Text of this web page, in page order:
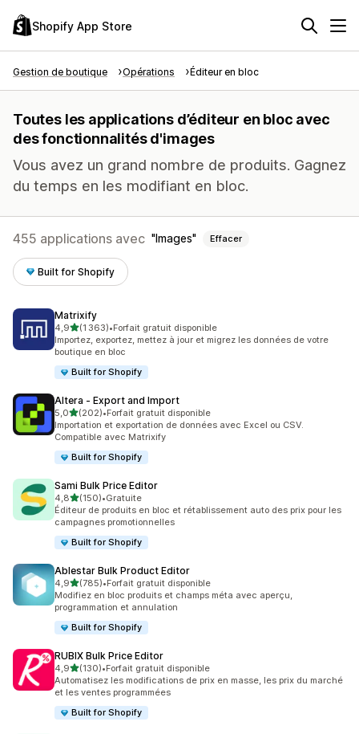
Shopify App Store
Gestion de boutique Opérations Éditeur en bloc
Toutes les applications d’éditeur en bloc avec
des fonctionnalités d'images
Vous avez un grand nombre de produits. Gagnez
du temps en les modifiant en bloc.
455 applications avec Images Effacer
Built for Shopify
Matrixify
4,9étoile(s) sur 5
(1 363)
1363 avis au total
•Forfait gratuit disponible
Importez, exportez, mettez à jour et migrez les données de votre
boutique en bloc
Built for Shopify
Altera ‑ Export and Import
5,0étoile(s) sur 5
(202)
202 avis au total
•Forfait gratuit disponible
Importation et exportation de données avec Excel ou CSV.
Compatible avec Matrixify
Built for Shopify
Sami Bulk Price Editor
4,8étoile(s) sur 5
(150)
150 avis au total
•Gratuite
Éditeur de produits en bloc et rétablissement auto des prix pour les
campagnes promotionnelles
Built for Shopify
Ablestar Bulk Product Editor
4,9étoile(s) sur 5
(785)
785 avis au total
•Forfait gratuit disponible
Modifiez en bloc produits et champs méta avec aperçu,
programmation et annulation
Built for Shopify
RUBIX Bulk Price Editor
4,9étoile(s) sur 5
(130)
130 avis au total
•Forfait gratuit disponible
Automatisez les modifications de prix en masse, les prix du marché
et les ventes programmées
Built for Shopify